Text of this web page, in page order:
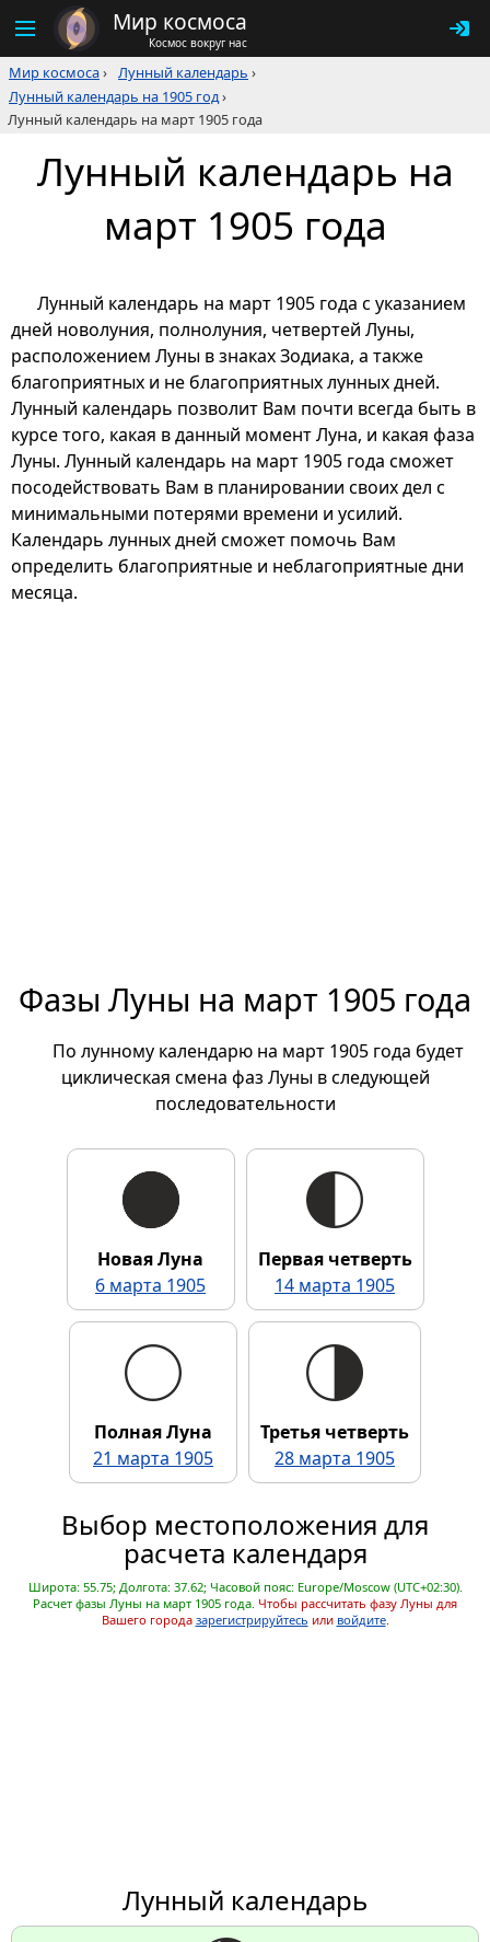
Мир космоса
Космос вокруг нас
Мир космоса› Лунный календарь ›
Лунный календарь на 1905 год›
Лунный календарь на март 1905 года
Лунный календарь на
март 1905 года
Лунный календарь на март 1905 года с указанием
дней новолуния, полнолуния, четвертей Луны,
расположением Луны в знаках Зодиака, а также
благоприятных и не благоприятных лунных дней.
Лунный календарь позволит Вам почти всегда быть в
курсе того, какая в данный момент Луна, и какая фаза
Луны. Лунный календарь на март 1905 года сможет
посодействовать Вам в планировании своих дел с
минимальными потерями времени и усилий.
Календарь лунных дней сможет помочь Вам
определить благоприятные и неблагоприятные дни
месяца.
Фазы Луны на март 1905 года
По лунному календарю на март 1905 года будет
циклическая смена фаз Луны в следующей
последовательности
Новая Луна
6 марта 1905
Первая четверть
14 марта 1905
Полная Луна
21 марта 1905
Третья четверть
28 марта 1905
Выбор местоположения для
расчета календаря
Широта: 55.75; Долгота: 37.62; Часовой пояс: Europe/Moscow (UTC+02:30).
Расчет фазы Луны на март 1905 года. Чтобы рассчитать фазу Луны для
Вашего города зарегистрируйтесь или войдите.
Лунный календарь